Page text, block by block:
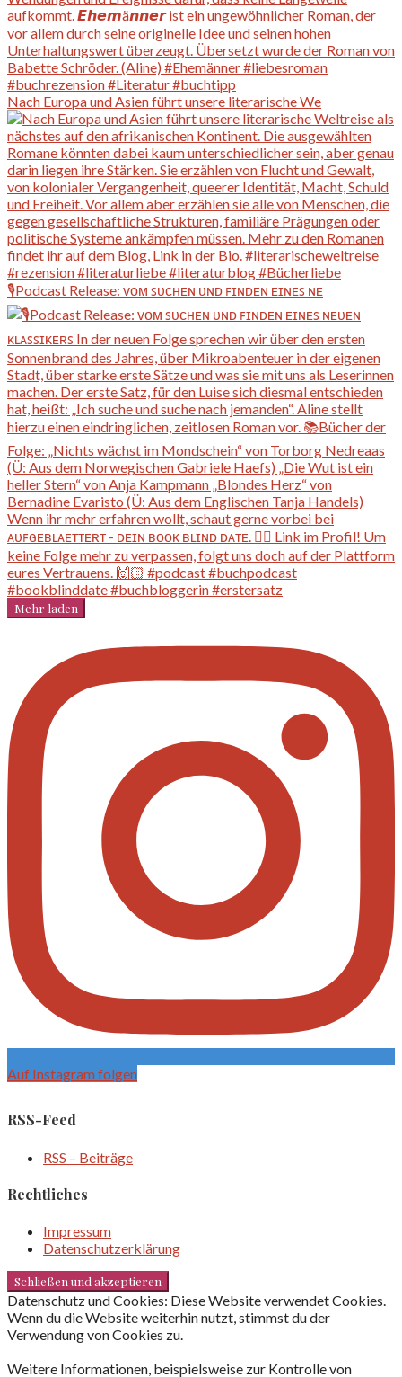
Nach Europa und Asien führt unsere literarische We
🎙️Podcast Release: ᴠᴏᴍ ꜱᴜᴄʜᴇɴ ᴜɴᴅ ꜰɪɴᴅᴇɴ ᴇɪɴᴇꜱ ɴᴇ
Mehr laden
Auf Instagram folgen
RSS-Feed
RSS – Beiträge
Rechtliches
Impressum
Datenschutzerklärung
Datenschutz und Cookies: Diese Website verwendet Cookies.
Wenn du die Website weiterhin nutzt, stimmst du der
Verwendung von Cookies zu.
Weitere Informationen, beispielsweise zur Kontrolle von